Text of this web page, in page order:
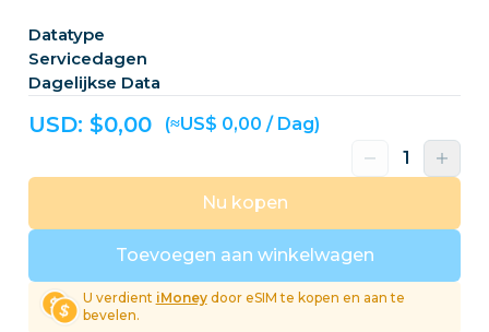
Datatype
Servicedagen
Dagelijkse Data
USD: $0,00 (≈US$ 0,00 / Dag)
Toevoegen aan winkelwagen
Nu kopen
U verdient iMoneydoor eSIM te kopen en aan te
bevelen.